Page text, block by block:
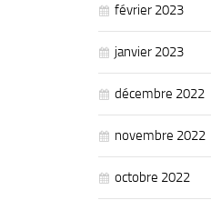
février 2023
janvier 2023
décembre 2022
novembre 2022
octobre 2022